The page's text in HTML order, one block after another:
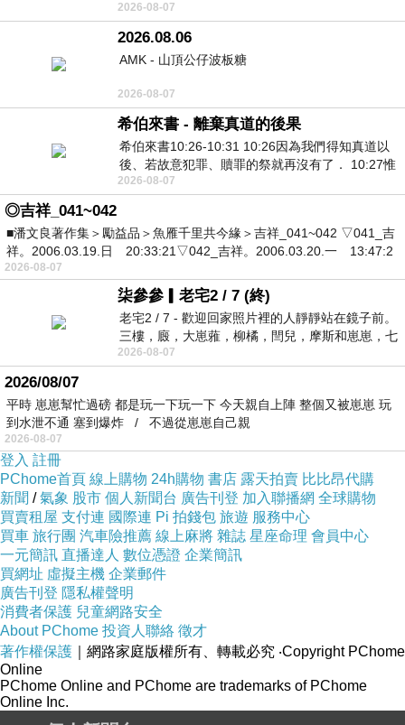
舒心 轉眼驟成昨日 而明晨 太陽
2026-08-07
2026.08.06
AMK - 山頂公仔波板糖
2026-08-07
希伯來書 - 離棄真道的後果
希伯來書10:26-10:31 10:26因為我們得知真道以
後、若故意犯罪、贖罪的祭就再沒有了． 10:27惟
有戰懼等候審判和那燒滅眾敵人的烈火
2026-08-07
◎吉祥_041~042
■潘文良著作集＞勵益品＞魚雁千里共今緣＞吉祥_041~042 ▽041_吉
祥。2006.03.19.日 20:33:21▽042_吉祥。2006.03.20.一 13:47:2
2026-08-07
柒參參▎老宅2 / 7 (終)
老宅2 / 7 - 歡迎回家照片裡的人靜靜站在鏡子前。
三樓，廄，大崽蕥，柳橘，閆兒，摩斯和崽崽，七
個人整整齊齊地站在鏡框之外，如同
2026-08-07
2026/08/07
平時 崽崽幫忙過磅 都是玩一下玩一下 今天親自上陣 整個又被崽崽 玩
到水泄不通 塞到爆炸 / 不過從崽崽自己親
2026-08-07
登入 註冊
PChome首頁 線上購物 24h購物 書店 露天拍賣 比比昂代購
新聞 /氣象 股市 個人新聞台 廣告刊登 加入聯播網 全球購物
買賣租屋 支付連 國際連 Pi 拍錢包 旅遊 服務中心
買車 旅行團 汽車險推薦 線上麻將 雜誌 星座命理 會員中心
一元簡訊 直播達人 數位憑證 企業簡訊
買網址 虛擬主機 企業郵件
廣告刊登 隱私權聲明
消費者保護 兒童網路安全
About PChome 投資人聯絡 徵才
著作權保護 ｜網路家庭版權所有、轉載必究 ‧Copyright PChome
Online
PChome Online and PChome are trademarks of PChome
Online Inc.